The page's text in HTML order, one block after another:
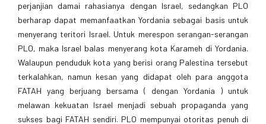
perjanjian damai rahasianya dengan Israel, sedangkan PLO
berharap dapat memanfaatkan Yordania sebagai basis untuk
menyerang teritori Israel. Untuk merespon serangan-serangan
PLO, maka Israel balas menyerang kota Karameh di Yordania.
Walaupun penduduk kota yang berisi orang Palestina tersebut
terkalahkan, namun kesan yang didapat oleh para anggota
FATAH yang berjuang bersama ( dengan Yordania ) untuk
melawan kekuatan Israel menjadi sebuah propaganda yang
sukses bagi FATAH sendiri. PLO mempunyai otoritas penuh di